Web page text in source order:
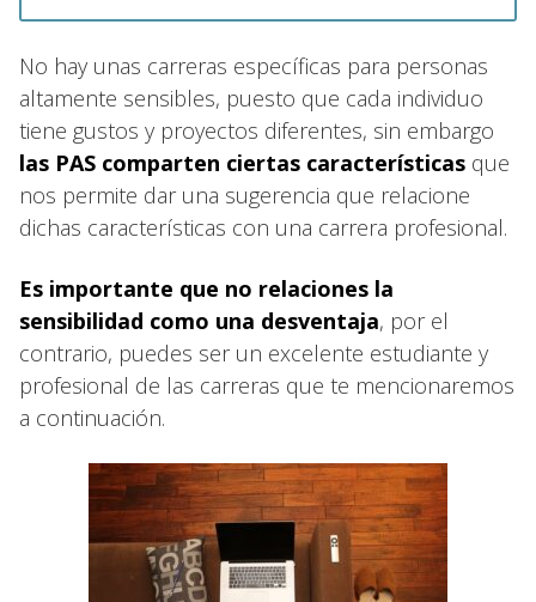
No hay unas carreras específicas para personas
altamente sensibles, puesto que cada individuo
tiene gustos y proyectos diferentes, sin embargo
las PAS comparten ciertas características que
nos permite dar una sugerencia que relacione
dichas características con una carrera profesional.
Es importante que no relaciones la
sensibilidad como una desventaja, por el
contrario, puedes ser un excelente estudiante y
profesional de las carreras que te mencionaremos
a continuación.